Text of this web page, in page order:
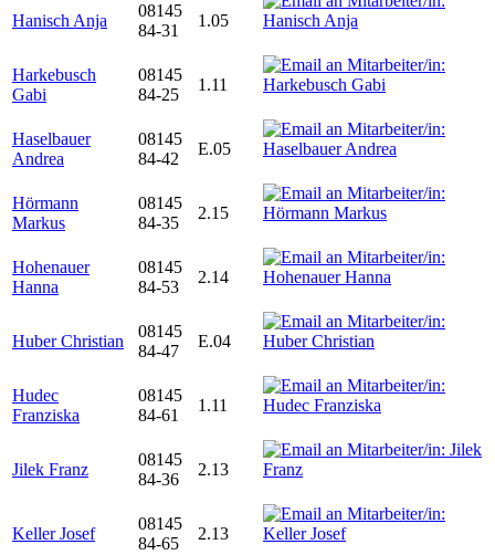
Hanisch Anja
08145
84-31
1.05
Harkebusch
Gabi
08145
84-25
1.11
Haselbauer
Andrea
08145
84-42
E.05
Hörmann
Markus
08145
84-35
2.15
Hohenauer
Hanna
08145
84-53
2.14
Huber Christian
08145
84-47
E.04
Hudec
Franziska
08145
84-61
1.11
Jilek Franz
08145
84-36
2.13
Keller Josef
08145
84-65
2.13